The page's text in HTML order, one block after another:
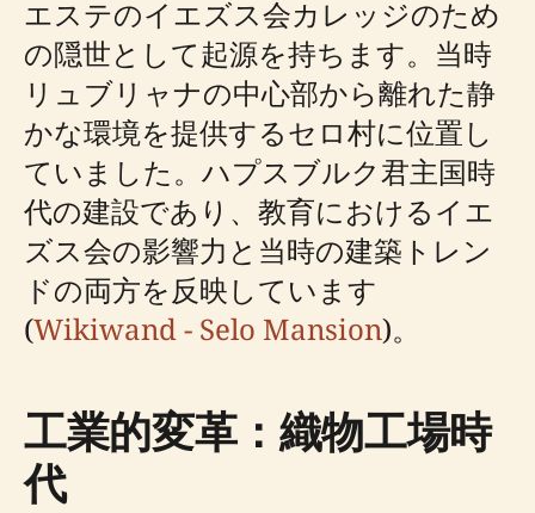
エステのイエズス会カレッジのため
の隠世として起源を持ちます。当時
リュブリャナの中心部から離れた静
かな環境を提供するセロ村に位置し
ていました。ハプスブルク君主国時
代の建設であり、教育におけるイエ
ズス会の影響力と当時の建築トレン
ドの両方を反映しています
(Wikiwand - Selo Mansion)。
工業的変革：織物工場時
代